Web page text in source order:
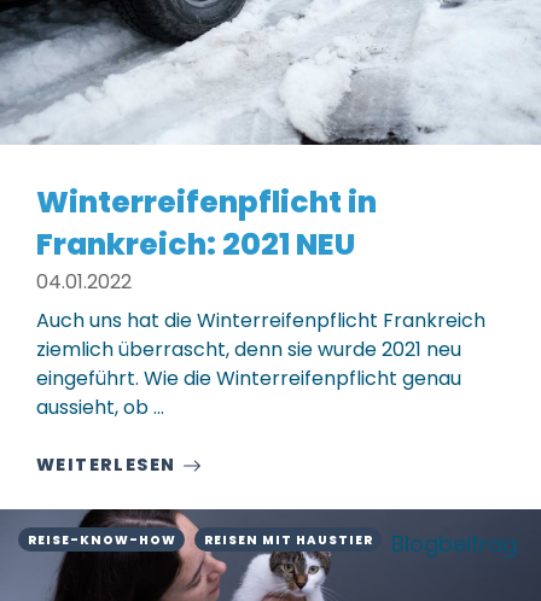
Winterreifenpflicht in
Frankreich: 2021 NEU
04.01.2022
Auch uns hat die Winterreifenpflicht Frankreich
ziemlich überrascht, denn sie wurde 2021 neu
eingeführt. Wie die Winterreifenpflicht genau
aussieht, ob ...
WEITERLESEN
REISE-KNOW-HOW REISEN MIT HAUSTIER Blogbeitrag